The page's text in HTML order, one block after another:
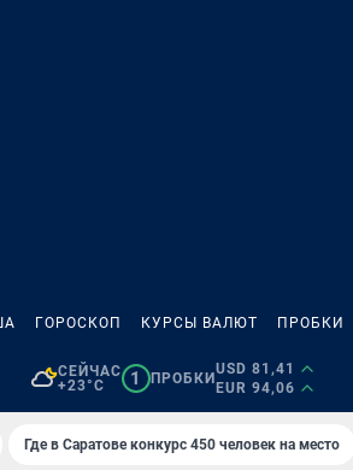
ГОРОСКОП КУРСЫ ВАЛЮТ ПРОБКИ
СЕЙЧАС
+23°C
1 ПРОБКИ
USD 81,41
EUR 94,06
Где в Саратове конкурс 450 человек на место